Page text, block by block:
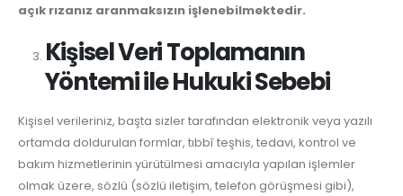
açık rızanız aranmaksızın işlenebilmektedir.
Kişisel Veri Toplamanın
Yöntemi ile Hukuki Sebebi
Kişisel verileriniz, başta sizler tarafından elektronik veya yazılı
ortamda doldurulan formlar, tıbbî teşhis, tedavi, kontrol ve
bakım hizmetlerinin yürütülmesi amacıyla yapılan işlemler
olmak üzere, sözlü (sözlü iletişim, telefon görüşmesi gibi),